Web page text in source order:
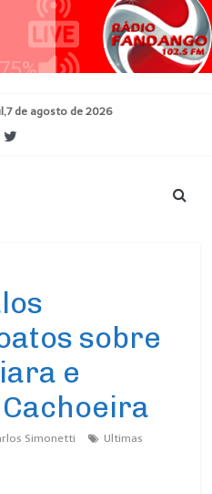
de agosto de 2026
sobre
e
Simonetti
Ultimas